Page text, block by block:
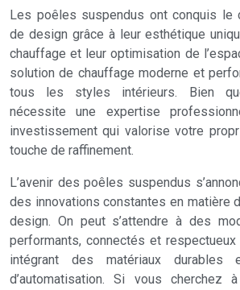
Les poêles suspendus ont conquis le
de design grâce à leur esthétique
chauffage et leur optimisation de
solution de chauffage moderne et
tous les styles intérieurs. Bien
nécessite une expertise
investissement qui valorise votre
touche de raffinement.
L’avenir des poêles suspendus
des innovations constantes en matière
design. On peut s’attendre à des
performants, connectés et respectueux
intégrant des matériaux durables
d’automatisation. Si vous cherchez